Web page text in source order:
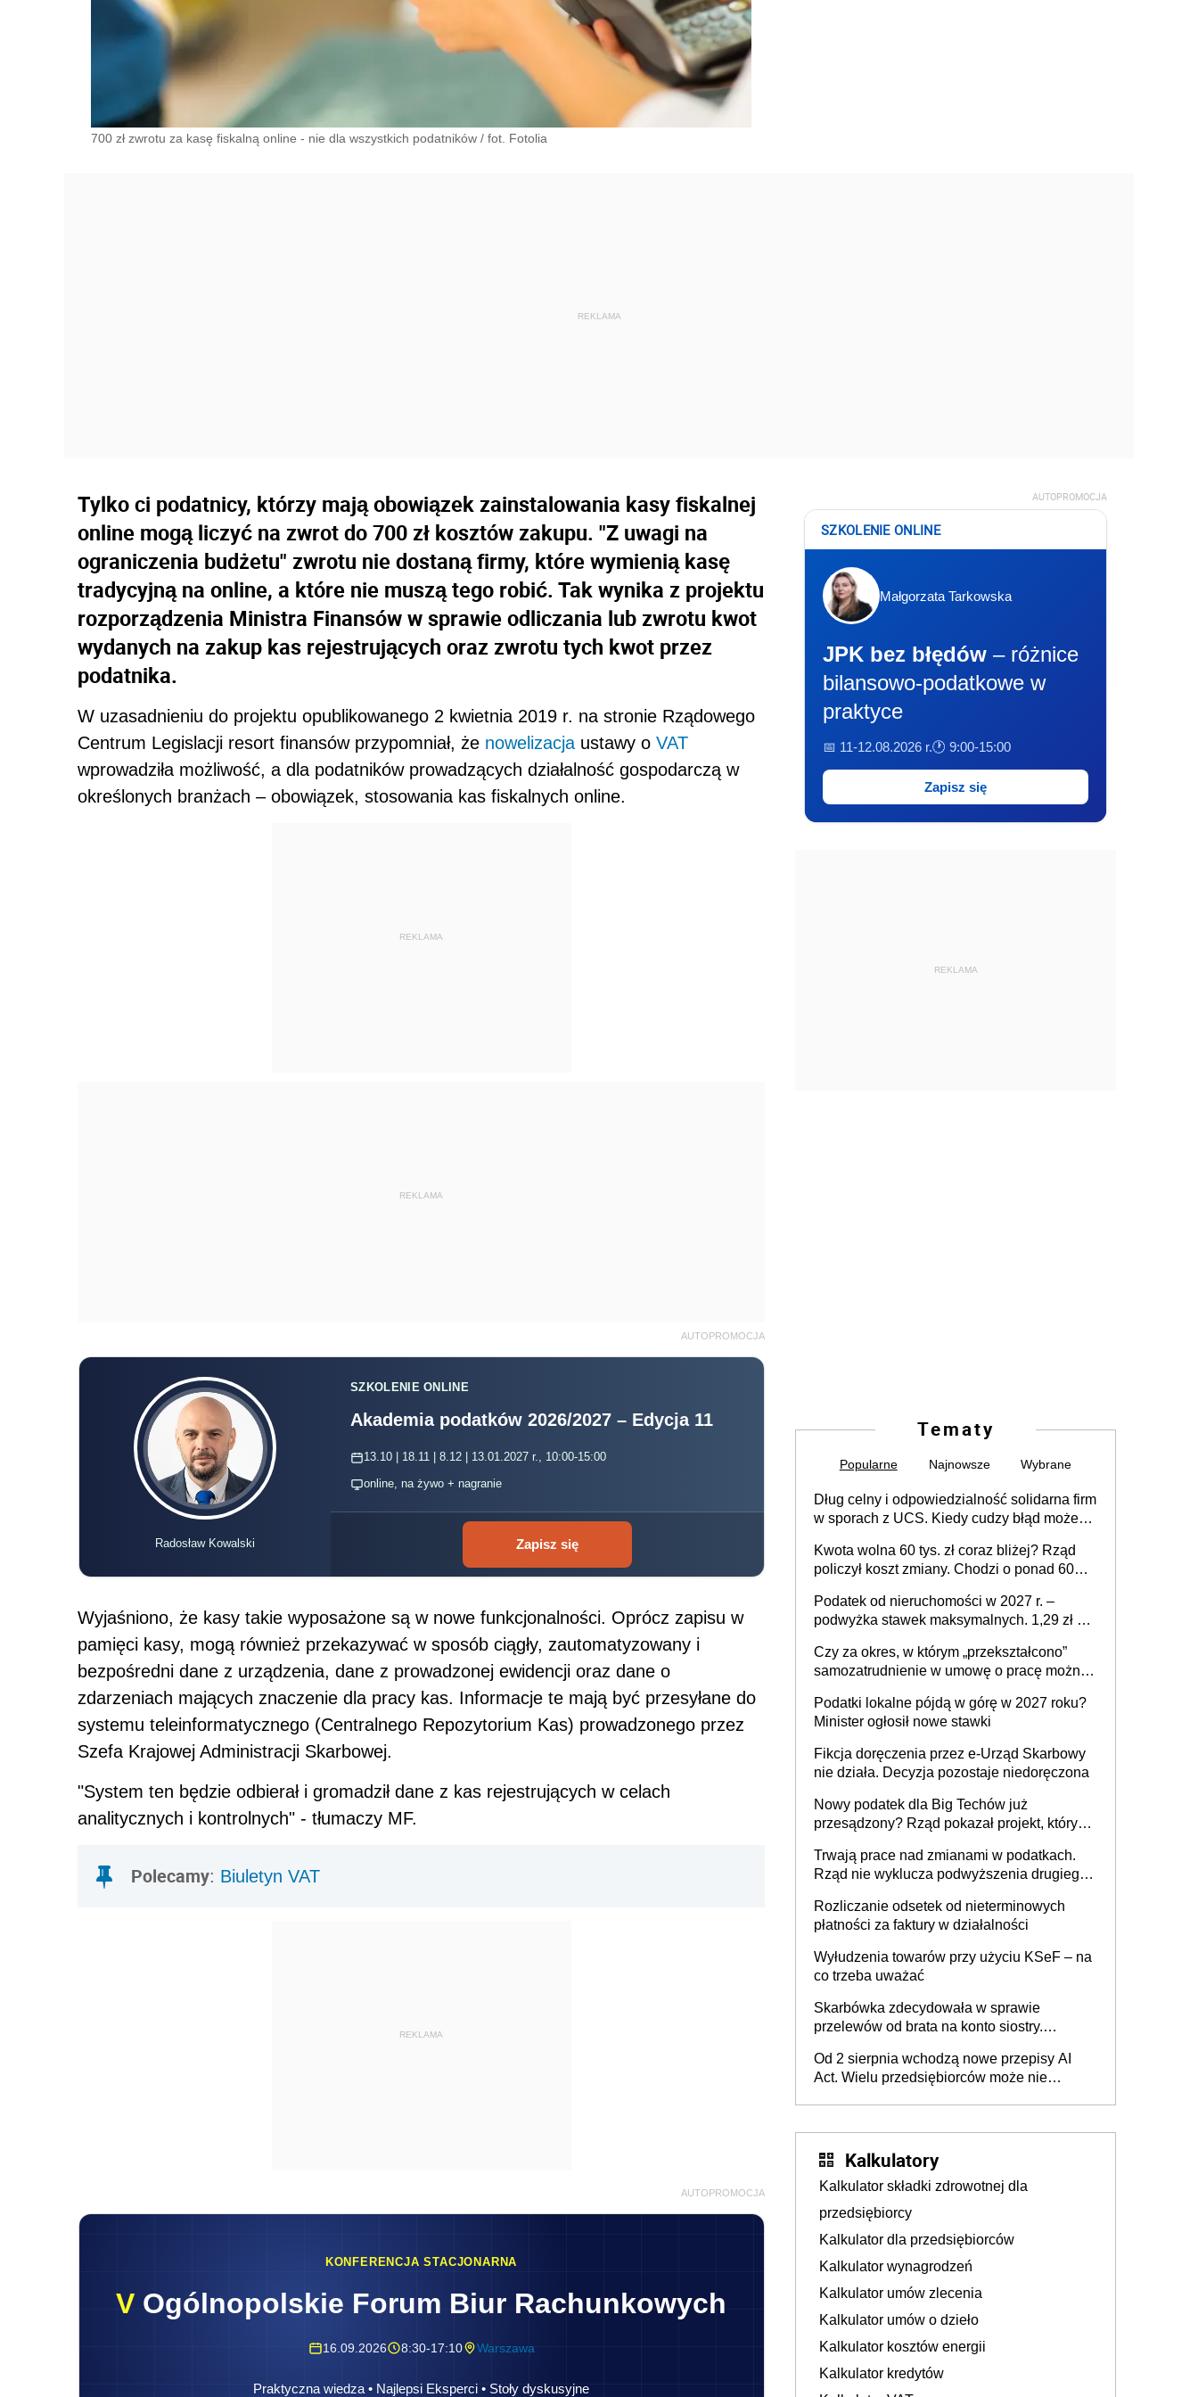
700 zł zwrotu za kasę fiskalną online - nie dla wszystkich podatników / fot. Fotolia
Tylko ci podatnicy, którzy mają obowiązek zainstalowania kasy fiskalnej
online mogą liczyć na zwrot do 700 zł kosztów zakupu. "Z uwagi na
ograniczenia budżetu" zwrotu nie dostaną firmy, które wymienią kasę
tradycyjną na online, a które nie muszą tego robić. Tak wynika z projektu
rozporządzenia Ministra Finansów w sprawie odliczania lub zwrotu kwot
wydanych na zakup kas rejestrujących oraz zwrotu tych kwot przez
podatnika.
W uzasadnieniu do projektu opublikowanego 2 kwietnia 2019 r. na stronie Rządowego
Centrum Legislacji resort finansów przypomniał, że nowelizacjaustawy o VAT
wprowadziła możliwość, a dla podatników prowadzących działalność gospodarczą w
określonych branżach – obowiązek, stosowania kas fiskalnych online.
REKLAMA
REKLAMA
AUTOPROMOCJA
Radosław Kowalski
SZKOLENIE ONLINE
Akademia podatków 2026/2027 – Edycja 11
13.10 | 18.11 | 8.12 | 13.01.2027 r., 10:00-15:00
online, na żywo + nagranie
Zapisz się
Wyjaśniono, że kasy takie wyposażone są w nowe funkcjonalności. Oprócz zapisu w
pamięci kasy, mogą również przekazywać w sposób ciągły, zautomatyzowany i
bezpośredni dane z urządzenia, dane z prowadzonej ewidencji oraz dane o
zdarzeniach mających znaczenie dla pracy kas. Informacje te mają być przesyłane do
systemu teleinformatycznego (Centralnego Repozytorium Kas) prowadzonego przez
Szefa Krajowej Administracji Skarbowej.
"System ten będzie odbierał i gromadził dane z kas rejestrujących w celach
analitycznych i kontrolnych" - tłumaczy MF.
Polecamy: Biuletyn VAT
REKLAMA
AUTOPROMOCJA
KONFERENCJA STACJONARNA
V Ogólnopolskie Forum Biur Rachunkowych
16.09.2026 8:30-17:10 Warszawa
Praktyczna wiedza • Najlepsi Eksperci • Stoły dyskusyjne
AUTOPROMOCJA
SZKOLENIE ONLINE
Małgorzata Tarkowska
JPK bez błędów – różnice
bilansowo-podatkowe w
praktyce
📅 11-12.08.2026 r.🕐 9:00-15:00
Zapisz się
REKLAMA
Tematy
Popularne Najnowsze Wybrane
Dług celny i odpowiedzialność solidarna firm
w sporach z UCS. Kiedy cudzy błąd może
Kwota wolna 60 tys. zł coraz bliżej? Rząd
policzył koszt zmiany. Chodzi o ponad 60
Podatek od nieruchomości w 2027 r. –
podwyżka stawek maksymalnych. 1,29 zł za
budynków i lokali związanych z
prowadzeniem działalności gospodarczej
Czy za okres, w którym „przekształcono”
samozatrudnienie w umowę o pracę można
umowy cywilnoprawnej jedynym
racjonalnym wyjściem
Podatki lokalne pójdą w górę w 2027 roku?
Minister ogłosił nowe stawki
Fikcja doręczenia przez e-Urząd Skarbowy
nie działa. Decyzja pozostaje niedoręczona
Nowy podatek dla Big Techów już
przesądzony? Rząd pokazał projekt, który
Trwają prace nad zmianami w podatkach.
Rząd nie wyklucza podwyższenia drugiego
Rozliczanie odsetek od nieterminowych
płatności za faktury w działalności
Wyłudzenia towarów przy użyciu KSeF – na
co trzeba uważać
Skarbówka zdecydowała w sprawie
przelewów od brata na konto siostry.
darowizna, ale podatku jednak nie będzie
Od 2 sierpnia wchodzą nowe przepisy AI
Act. Wielu przedsiębiorców może nie
Kalkulatory
Kalkulator składki zdrowotnej dla
przedsiębiorcy
Kalkulator dla przedsiębiorców
Kalkulator wynagrodzeń
Kalkulator umów zlecenia
Kalkulator umów o dzieło
Kalkulator kosztów energii
Kalkulator kredytów